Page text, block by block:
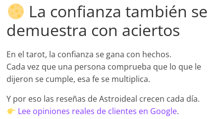
La confianza también se
demuestra con aciertos
En el tarot, la confianza se gana con hechos.
Cada vez que una persona comprueba que lo que le
dijeron se cumple, esa fe se multiplica.
Y por eso las reseñas de Astroideal crecen cada día.
Lee opiniones reales de clientes en Google.